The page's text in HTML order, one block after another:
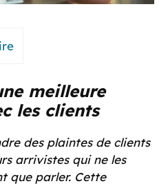
meilleure
les clients
des plaintes de clients
arrivistes qui ne les
que parler. Cette